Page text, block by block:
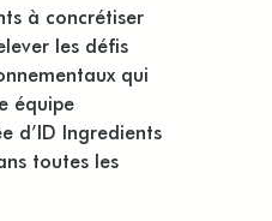
à concrétiser
les défis
qui
équipe
d’ID Ingredients
toutes les